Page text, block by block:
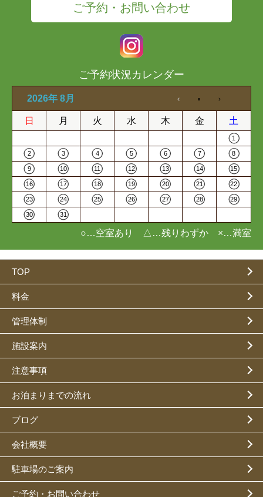
ご予約・お問い合わせ
ご予約状況カレンダー
2026年 8月
日 月 火 水 木 金 土
1
2 3 4 5 6 7 8
9 10 11 12 13 14 15
16 17 18 19 20 21 22
23 24 25 26 27 28 29
30 31
○…空室あり △…残りわずか ×…満室
TOP
料金
管理体制
施設案内
注意事項
お泊まりまでの流れ
ブログ
会社概要
駐車場のご案内
ご予約・お問い合わせ